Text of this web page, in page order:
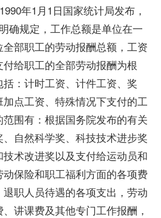
年1月1日国家统计局发布，
确规定，工作总额是单位在一
部职工的劳动报酬总额，工资
给职工的全部劳动报酬为根
：计时工资、计件工资、奖
点工资、特殊情况下支付的工
围有：根据国务院发布的有关
自然科学奖、科技技术进步奖
术改进奖以及支付给运动员和
保险和职工福利方面的各项费
职人员待遇的各项支出，劳动
讲课费及其他专门工作报酬，